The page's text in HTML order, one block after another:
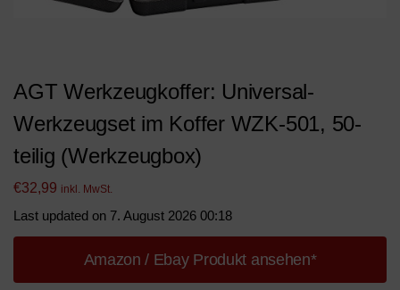
AGT Werkzeugkoffer: Universal-
Werkzeugset im Koffer WZK-501, 50-
teilig (Werkzeugbox)
€32,99 inkl. MwSt.
Last updated on 7. August 2026 00:18
Amazon / Ebay Produkt ansehen*